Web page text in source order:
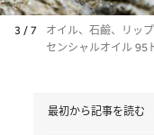
3 / 7
オイル、石鹼、リッ
センシャルオイル 95
最初から記事を読む